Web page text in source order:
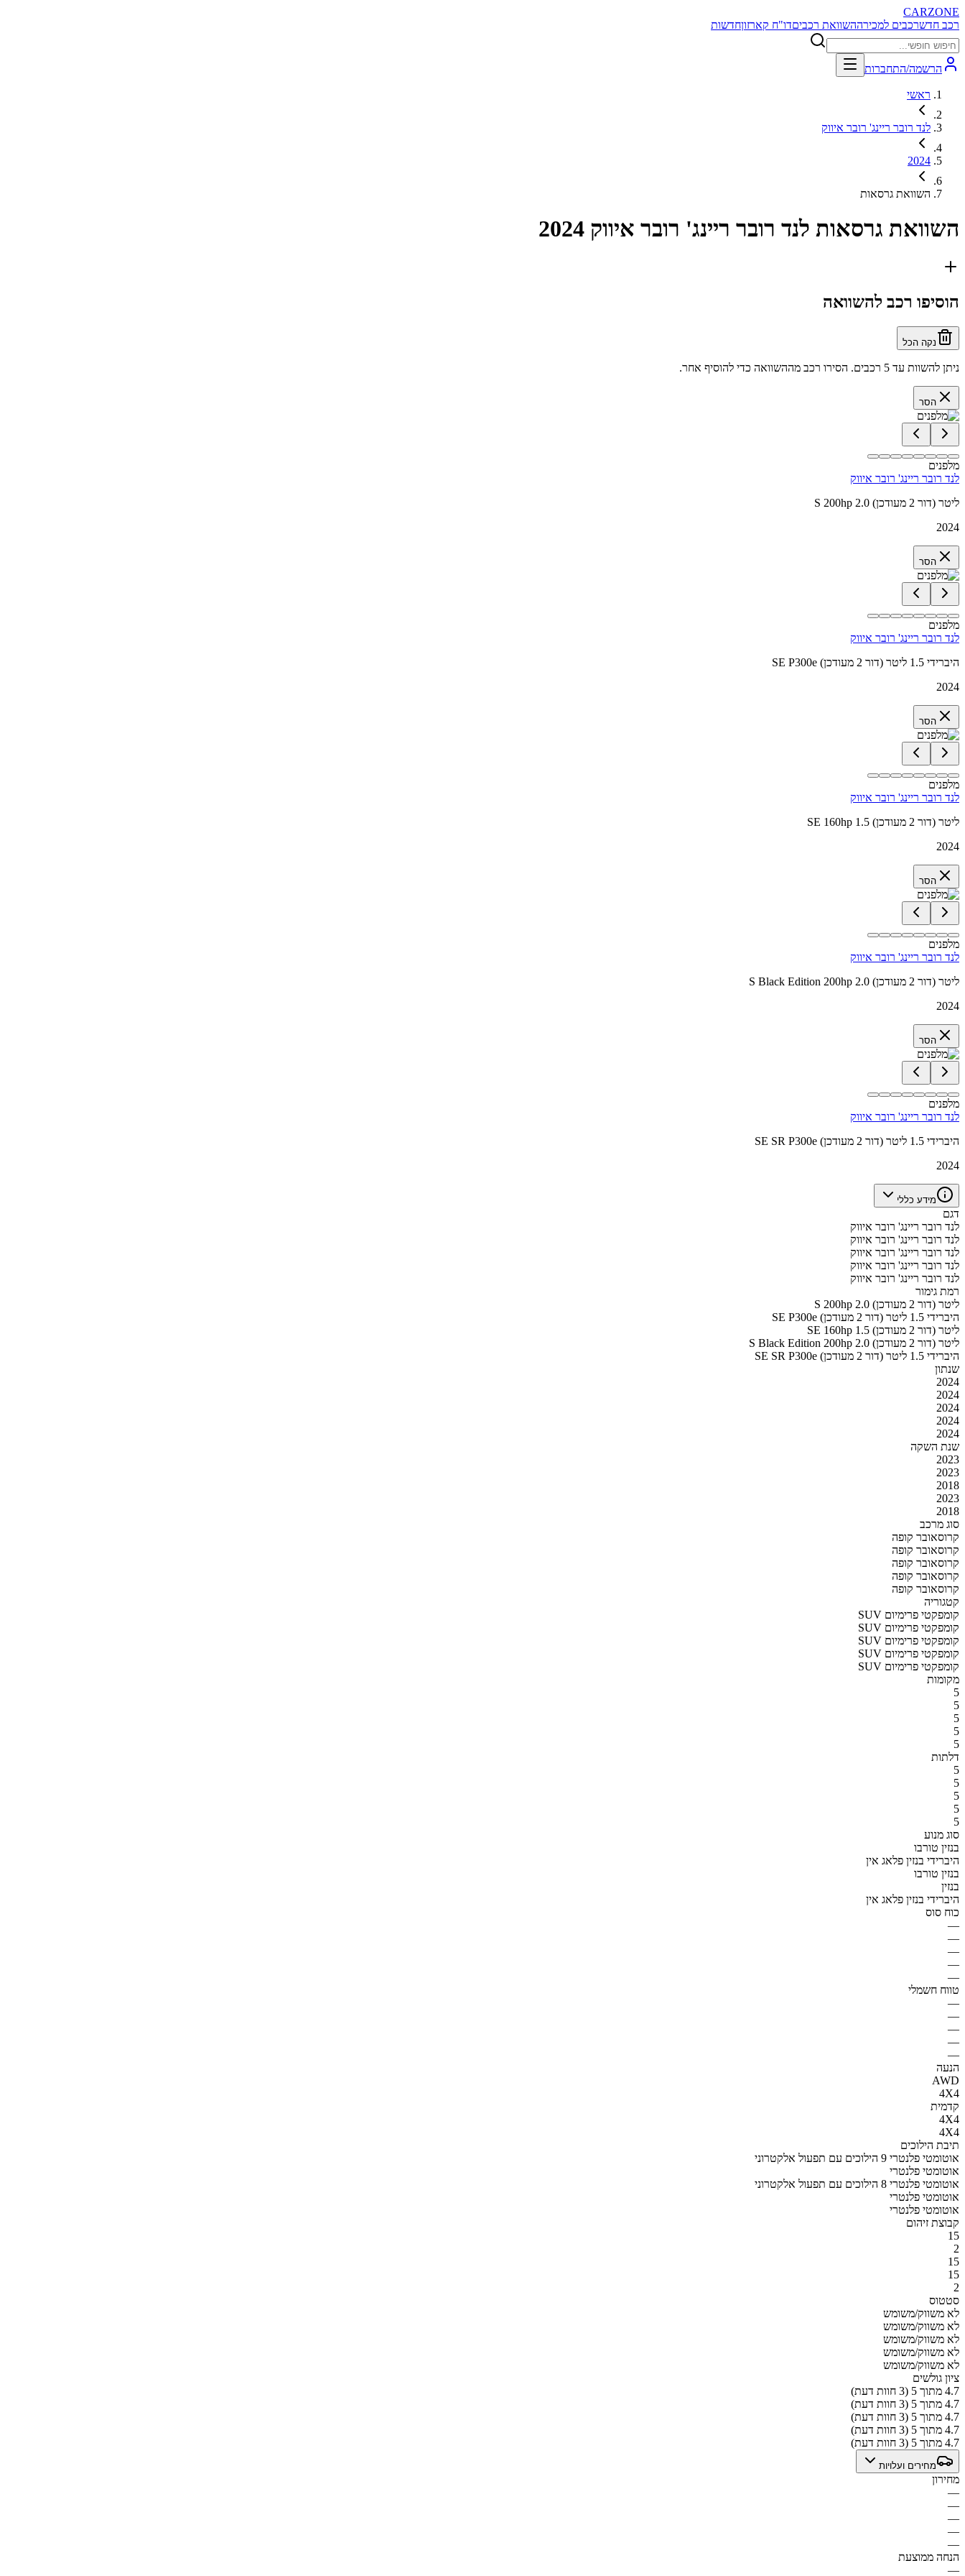
CARZONE
רכב חדשרכבים למכירההשוואת רכביםדו"ח קארזוןחדשות
הרשמה/התחברות
ראשי
לנד רובר ריינג' רובר איווק
2024
השוואת גרסאות
השוואת גרסאות לנד רובר ריינג' רובר איווק 2024
הוסיפו רכב להשוואה
נקה הכל
ניתן להשוות עד 5 רכבים. הסירו רכב מההשוואה כדי להוסיף אחר.
הסר
מלפנים
לנד רובר ריינג' רובר איווק
S 200hp 2.0 ליטר (דור 2 מעודכן)
2024
הסר
מלפנים
לנד רובר ריינג' רובר איווק
SE P300e היברידי 1.5 ליטר (דור 2 מעודכן)
2024
הסר
מלפנים
לנד רובר ריינג' רובר איווק
SE 160hp 1.5 ליטר (דור 2 מעודכן)
2024
הסר
מלפנים
לנד רובר ריינג' רובר איווק
S Black Edition 200hp 2.0 ליטר (דור 2 מעודכן)
2024
הסר
מלפנים
לנד רובר ריינג' רובר איווק
SE SR P300e היברידי 1.5 ליטר (דור 2 מעודכן)
2024
מידע כללי
דגם
לנד רובר ריינג' רובר איווק
לנד רובר ריינג' רובר איווק
לנד רובר ריינג' רובר איווק
לנד רובר ריינג' רובר איווק
לנד רובר ריינג' רובר איווק
רמת גימור
S 200hp 2.0 ליטר (דור 2 מעודכן)
SE P300e היברידי 1.5 ליטר (דור 2 מעודכן)
SE 160hp 1.5 ליטר (דור 2 מעודכן)
S Black Edition 200hp 2.0 ליטר (דור 2 מעודכן)
SE SR P300e היברידי 1.5 ליטר (דור 2 מעודכן)
שנתון
2024
2024
2024
2024
2024
שנת השקה
2023
2023
2018
2023
2018
סוג מרכב
קרוסאובר קופה
קרוסאובר קופה
קרוסאובר קופה
קרוסאובר קופה
קרוסאובר קופה
קטגוריה
SUV קומפקטי פרימיום
SUV קומפקטי פרימיום
SUV קומפקטי פרימיום
SUV קומפקטי פרימיום
SUV קומפקטי פרימיום
מקומות
5
5
5
5
5
דלתות
5
5
5
5
5
סוג מנוע
בנזין טורבו
היברידי בנזין פלאג אין
בנזין טורבו
בנזין
היברידי בנזין פלאג אין
כוח סוס
—
—
—
—
—
טווח חשמלי
—
—
—
—
—
הנעה
AWD
4X4
קדמית
4X4
4X4
תיבת הילוכים
אוטומטי פלנטרי 9 הילוכים עם תפעול אלקטרוני
אוטומטי פלנטרי
אוטומטי פלנטרי 8 הילוכים עם תפעול אלקטרוני
אוטומטי פלנטרי
אוטומטי פלנטרי
קבוצת זיהום
15
2
15
15
2
סטטוס
לא משווק/משומש
לא משווק/משומש
לא משווק/משומש
לא משווק/משומש
לא משווק/משומש
ציון גולשים
4.7 מתוך 5 (3 חוות דעת)
4.7 מתוך 5 (3 חוות דעת)
4.7 מתוך 5 (3 חוות דעת)
4.7 מתוך 5 (3 חוות דעת)
4.7 מתוך 5 (3 חוות דעת)
מחירים ועלויות
מחירון
—
—
—
—
—
הנחה ממוצעת
—